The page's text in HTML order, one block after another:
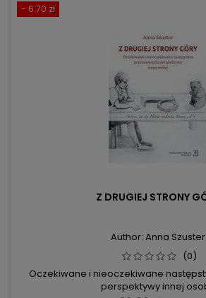
- 6.70 zł
Z DRUGIEJ STRONY
Author: Anna Szuster
(0)
Oczekiwane i nieoczekiwane
perspektywy innej